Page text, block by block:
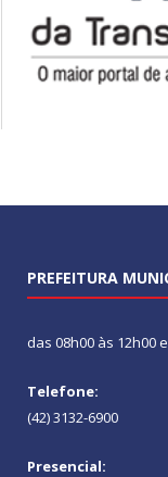
PREFEITURA
das 08h00 às 12h00
Telefone:
(42) 3132-6900
Presencial: